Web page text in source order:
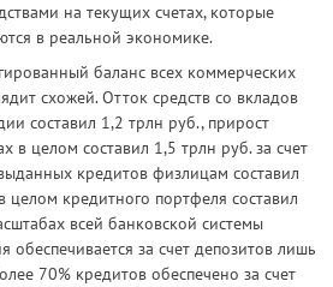
на текущих счетах, которые
в реальной экономике.
баланс всех коммерческих
схожей. Отток средств со вкладов
составил 1,2 трлн руб., прирост
в целом составил 1,5 трлн руб. за счет
кредитов физлицам составил
целом кредитного портфеля составил
всей банковской системы
обеспечивается за счет депозитов лишь
70% кредитов обеспечено за счет